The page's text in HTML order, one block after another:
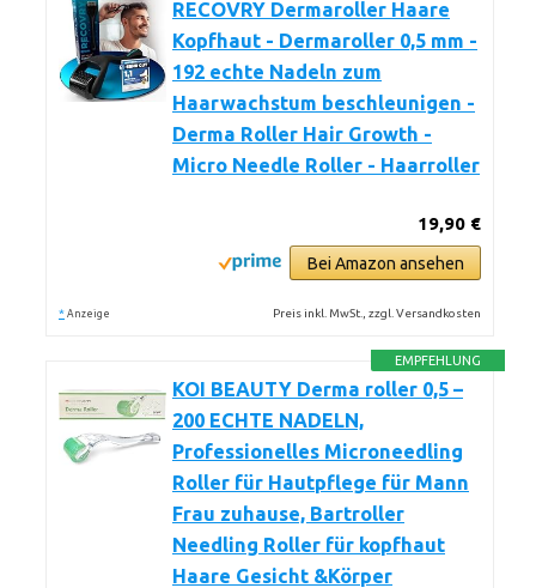
RECOVRY Dermaroller Haare
Kopfhaut - Dermaroller 0,5 mm -
192 echte Nadeln zum
Haarwachstum beschleunigen -
Derma Roller Hair Growth -
Micro Needle Roller - Haarroller
19,90 €
Bei Amazon ansehen
* Anzeige Preis inkl. MwSt., zzgl. Versandkosten
EMPFEHLUNG
KOI BEAUTY Derma roller 0,5 –
200 ECHTE NADELN,
Professionelles Microneedling
Roller für Hautpflege für Mann
Frau zuhause, Bartroller
Needling Roller für kopfhaut
Haare Gesicht &Körper